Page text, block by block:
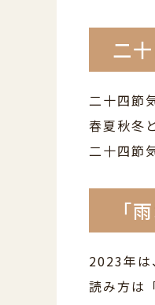
二
二十四節
春夏秋冬
二十四節
「
2023年は
読み方は